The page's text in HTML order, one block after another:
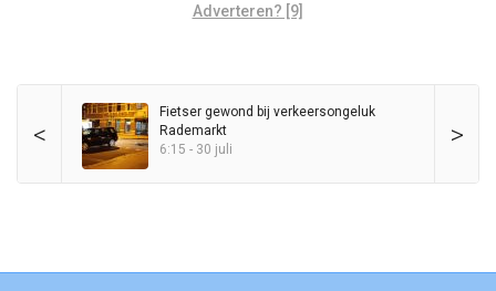
Adverteren? [9]
< >
Fietser gewond bij verkeersongeluk
Rademarkt
6:15 - 30 juli